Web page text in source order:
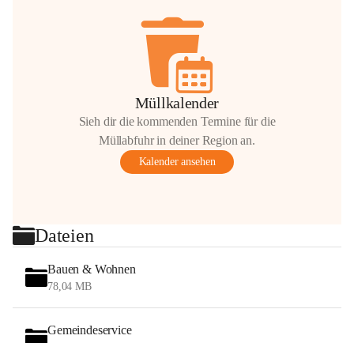
Müllkalender
Sieh dir die kommenden Termine für die
Müllabfuhr in deiner Region an.
Kalender ansehen
Dateien
Bauen & Wohnen
78,04 MB
Gemeindeservice